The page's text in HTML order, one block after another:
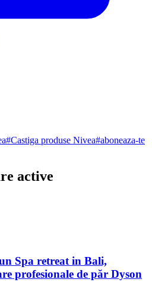
#Castiga produse Nivea#aboneaza-te
active
Spa retreat in Bali,
profesionale de păr Dyson